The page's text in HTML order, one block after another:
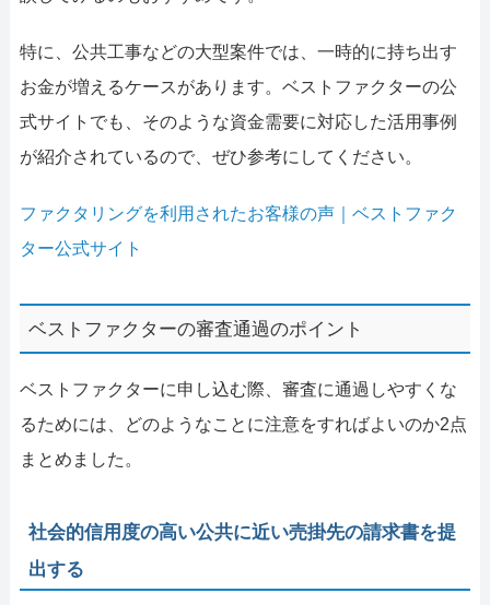
特に、公共工事などの大型案件では、一時的に持ち出す
お金が増えるケースがあります。ベストファクターの公
式サイトでも、そのような資金需要に対応した活用事例
が紹介されているので、ぜひ参考にしてください。
ファクタリングを利用されたお客様の声｜ベストファク
ター公式サイト
ベストファクターの審査通過のポイント
ベストファクターに申し込む際、審査に通過しやすくな
るためには、どのようなことに注意をすればよいのか2点
まとめました。
社会的信用度の高い公共に近い売掛先の請求書を提
出する